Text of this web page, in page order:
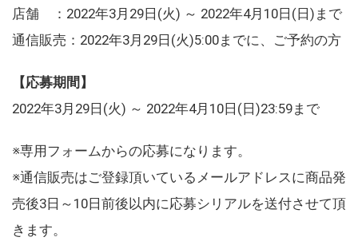
店舗 ：2022年3月29日(火) ～ 2022年4月10日(日)まで
通信販売：2022年3月29日(火)5:00までに、ご予約の方
【応募期間】
2022年3月29日(火) ～ 2022年4月10日(日)23:59まで
※専用フォームからの応募になります。
※通信販売はご登録頂いているメールアドレスに商品発
売後3日～10日前後以内に応募シリアルを送付させて頂
きます。